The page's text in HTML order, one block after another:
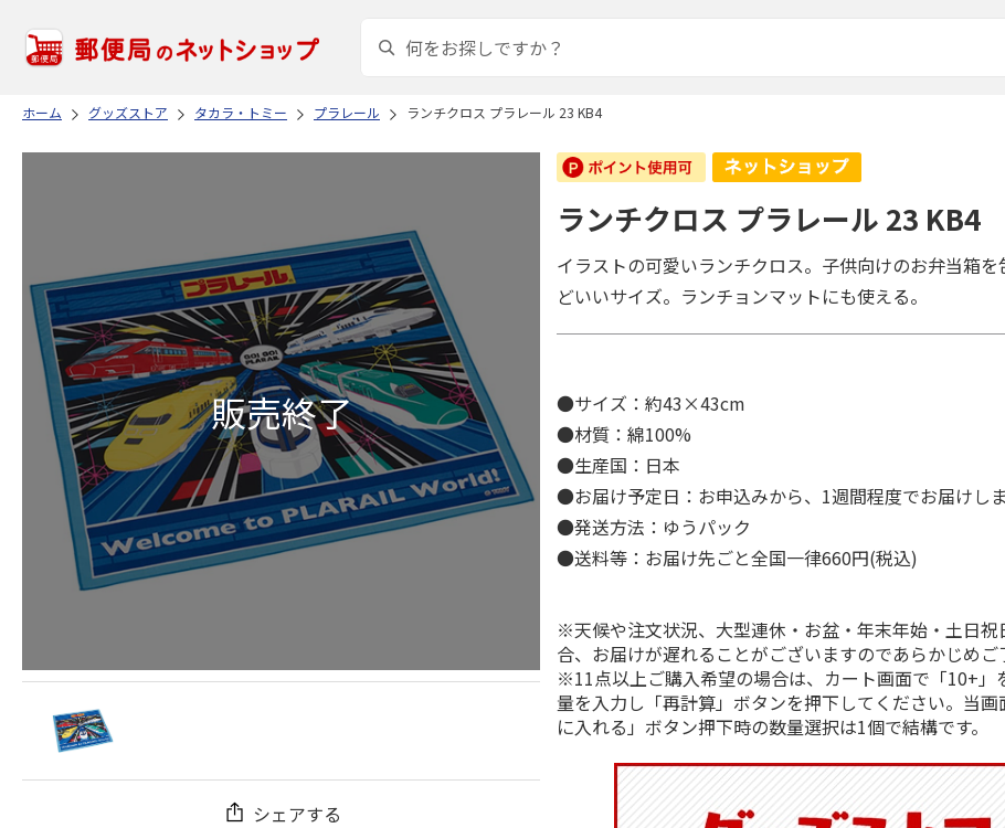
ホーム グッズストア タカラ・トミー プラレール ランチクロス プラレール 23 KB4
シェアする
ランチクロス プラレール 23 KB4
イラストの可愛いランチクロス。子供向けのお弁当箱を
どいいサイズ。ランチョンマットにも使える。
●サイズ：約43×43cm
●材質：綿100%
●生産国：日本
●お届け予定日：お申込みから、1週間程度でお届けしま
●発送方法：ゆうパック
●送料等：お届け先ごと全国一律660円(税込)
※天候や注文状況、大型連休・お盆・年末年始・土日祝
合、お届けが遅れることがございますのであらかじめご
※11点以上ご購入希望の場合は、カート画面で「10+」
量を入力し「再計算」ボタンを押下してください。当画
に入れる」ボタン押下時の数量選択は1個で結構です。